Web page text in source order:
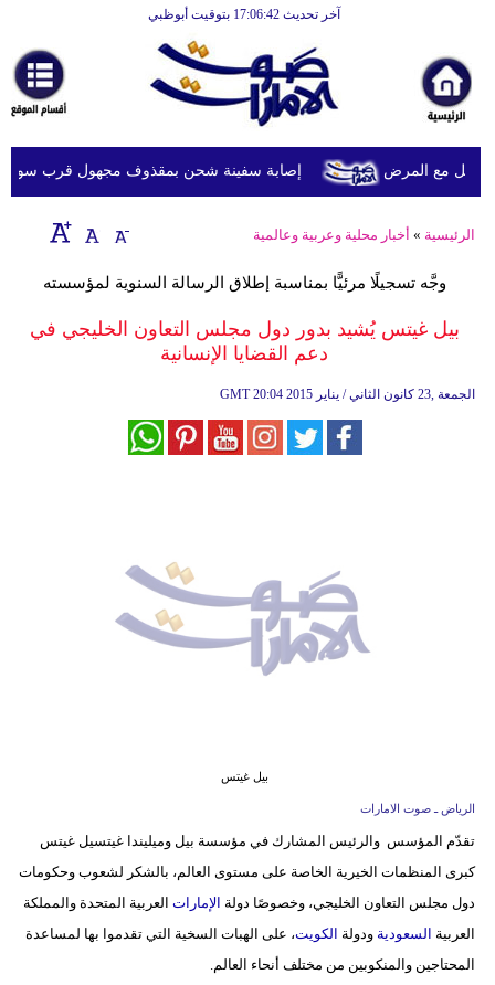
آخر تحديث 17:06:42 بتوقيت أبوظبي
أخبارعاجلة
رياضة
ثقافة
إقتصاد
وموسيقى
أزياء
علوم
وتكنولوجيا
إصابة سفينة شحن بمقذوف مجهول قرب سواحل مع المرض
الرئيسية » أخبار محلية وعربية وعالمية
وجَّه تسجيلًا مرئيًّا بمناسبة إطلاق الرسالة السنوية لمؤسسته
بيل غيتس يُشيد بدور دول مجلس التعاون الخليجي في
دعم القضايا الإنسانية
GMT 20:04 2015 الجمعة ,23 كانون الثاني / يناير
بيل غيتس
الرياض ـ صوت الامارات
تقدّم المؤسس والرئيس المشارك في مؤسسة بيل وميليندا غيتسيل غيتس
كبرى المنظمات الخيرية الخاصة على مستوى العالم، بالشكر لشعوب وحكومات
دول مجلس التعاون الخليجي، وخصوصًا دولة الإمارات العربية المتحدة والمملكة
العربية السعودية ودولة الكويت، على الهبات السخية التي تقدموا بها لمساعدة
المحتاجين والمنكوبين من مختلف أنحاء العالم.